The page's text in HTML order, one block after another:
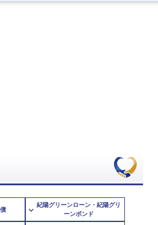
コーポレートガバナンス
電子公告
環境への取り組み
地域への取り組み
紀陽グリーンローン・紀陽グリ
ーンボンド